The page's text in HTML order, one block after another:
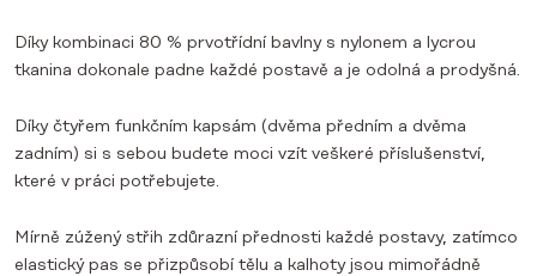
Díky kombinaci 80 % prvotřídní bavlny s nylonem a lycrou
tkanina dokonale padne každé postavě a je odolná a prodyšná.
Díky čtyřem funkčním kapsám (dvěma předním a dvěma
zadním) si s sebou budete moci vzít veškeré příslušenství,
které v práci potřebujete.
Mírně zúžený střih zdůrazní přednosti každé postavy, zatímco
elastický pas se přizpůsobí tělu a kalhoty jsou mimořádně